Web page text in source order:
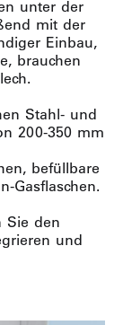
unter der
mit der
Einbau,
brauchen
Stahl- und
200-350 mm
befüllbare
Gasflaschen.
Sie den
und